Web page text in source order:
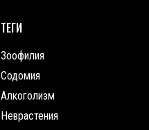
ТЕГИ
Зоофилия
Содомия
Алкоголизм
Неврастения